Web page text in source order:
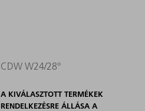
CDW W24/28°
A KIVÁLASZTOTT TERMÉKEK
RENDELKEZÉSRE ÁLLÁSA A